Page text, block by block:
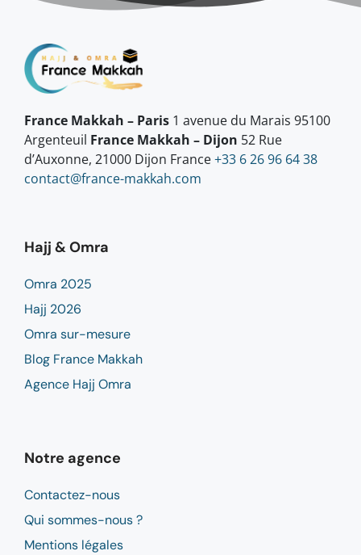
France Makkah – Paris 1 avenue du Marais 95100
Argenteuil France Makkah – Dijon 52 Rue
d’Auxonne, 21000 Dijon France+33 6 26 96 64 38
contact@france-makkah.com
Hajj & Omra
Omra 2025
Hajj 2026
Omra sur-mesure
Blog France Makkah
Agence Hajj Omra
Notre agence
Contactez-nous
Qui sommes-nous ?
Mentions légales